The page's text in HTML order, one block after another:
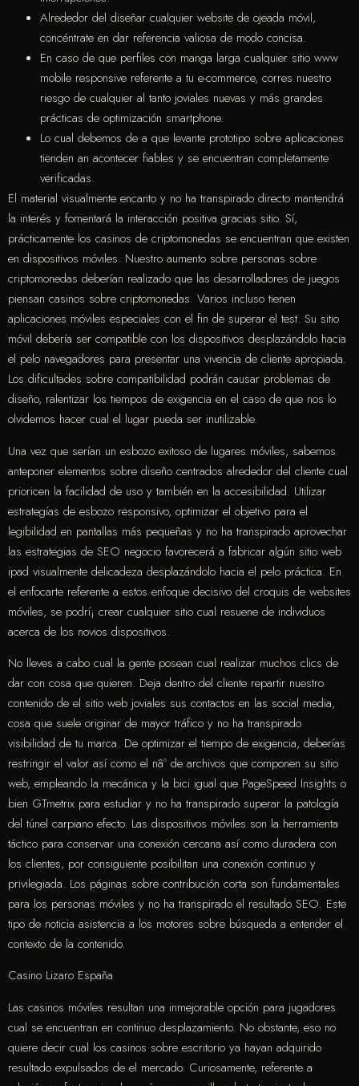
Alrededor del diseñar cualquier website de ojeada móvil,
concéntrate en dar referencia valiosa de modo concisa.
En caso de que perfiles con manga larga cualquier sitio www
mobile responsive referente a tu e-commerce, corres nuestro
riesgo de cualquier al tanto joviales nuevas y más grandes
prácticas de optimización smartphone.
Lo cual debemos de a que levante prototipo sobre aplicaciones
tienden an acontecer fiables y se encuentran completamente
verificadas.
El material visualmente encanto y no ha transpirado directo mantendrá
la interés y fomentará la interacción positiva gracias sitio. Sí,
prácticamente los casinos de criptomonedas se encuentran que existen
en dispositivos móviles. Nuestro aumento sobre personas sobre
criptomonedas deberían realizado que las desarrolladores de juegos
piensan casinos sobre criptomonedas. Varios incluso tienen
aplicaciones móviles especiales con el fin de superar el test. Su sitio
móvil debería ser compatible con los dispositivos desplazándolo hacia
el pelo navegadores para presentar una vivencia de cliente apropiada.
Los dificultades sobre compatibilidad podrán causar problemas de
diseño, ralentizar los tiempos de exigencia en el caso de que nos lo
olvidemos hacer cual el lugar pueda ser inutilizable.
Una vez que serían un esbozo exitoso de lugares móviles, sabemos
anteponer elementos sobre diseño centrados alrededor del cliente cual
prioricen la facilidad de uso y también en la accesibilidad. Utilizar
estrategías de esbozo responsivo, optimizar el objetivo para el
legibilidad en pantallas más pequeñas y no ha transpirado aprovechar
las estrategias de SEO negocio favorecerá a fabricar algún sitio web
ipad visualmente delicadeza desplazándolo hacia el pelo práctica. En
el enfocarte referente a estos enfoque decisivo del croquis de websites
móviles, se podrí¡ crear cualquier sitio cual resuene de individuos
acerca de los novios dispositivos.
No lleves a cabo cual la gente posean cual realizar muchos clics de
dar con cosa que quieren. Deja dentro del cliente repartir nuestro
contenido de el sitio web joviales sus contactos en las social media,
cosa que suele originar de mayor tráfico y no ha transpirado
visibilidad de tu marca. De optimizar el tiempo de exigencia, deberías
restringir el valor así­ como el nâº de archivos que componen su sitio
web, empleando la mecánica y la bici igual que PageSpeed Insights o
bien GTmetrix para estudiar y no ha transpirado superar la patologí­a
del túnel carpiano efecto. Las dispositivos móviles son la herramienta
táctico para conservar una conexión cercana así­ como duradera con
los clientes, por consiguiente posibilitan una conexión continuo y
privilegiada. Los páginas sobre contribución corta son fundamentales
para los personas móviles y no ha transpirado el resultado SEO. Este
tipo de noticia asistencia a los motores sobre búsqueda a entender el
contexto de la contenido.
Casino Lizaro España
Las casinos móviles resultan una inmejorable opción para jugadores
cual se encuentran en continuo desplazamiento. No obstante, eso no
quiere decir cual los casinos sobre escritorio ya hayan adquirido
resultado expulsados de el mercado. Curiosamente, referente a